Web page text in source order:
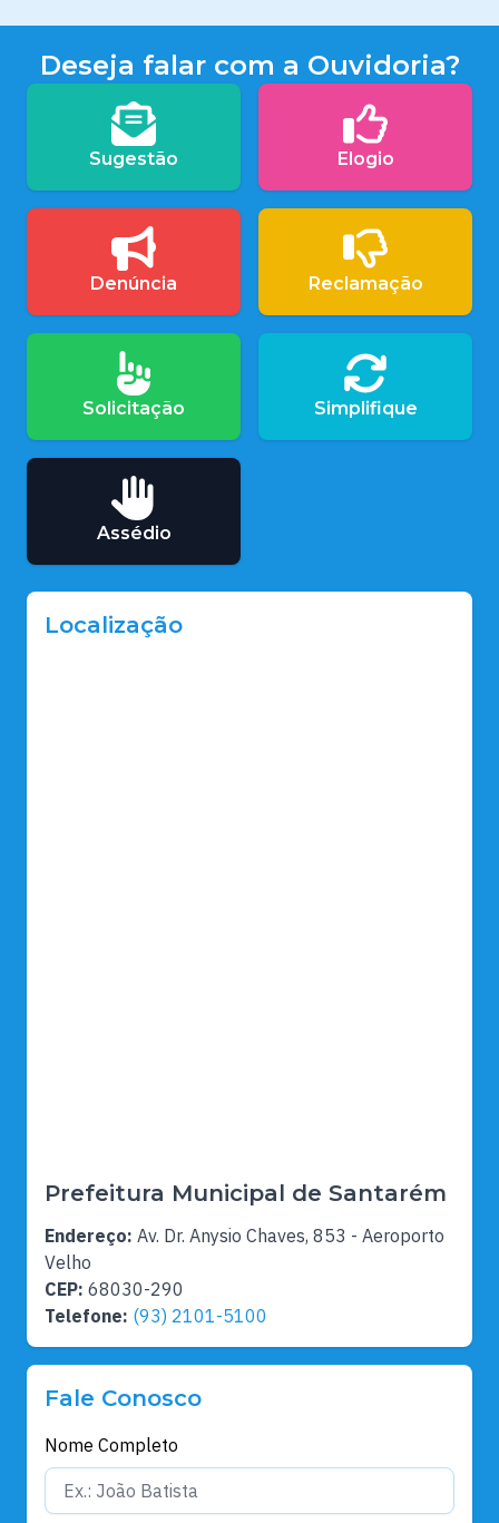
Deseja falar com a Ouvidoria?
Sugestão Elogio
Denúncia Reclamação
Solicitação Simplifique
Assédio
Localização
Prefeitura Municipal de Santarém
Endereço: Av. Dr. Anysio Chaves, 853 - Aeroporto
Velho
CEP: 68030-290
Telefone: (93) 2101-5100
Fale Conosco
Nome Completo